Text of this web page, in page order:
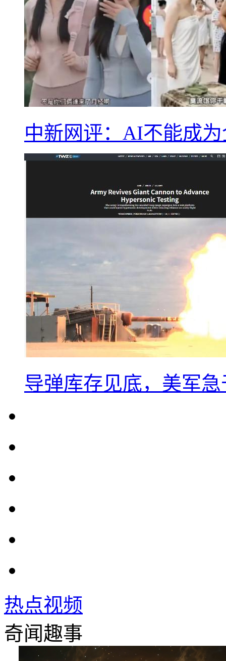
中新网评：AI不能成
导弹库存见底，美军
热点视频
奇闻趣事